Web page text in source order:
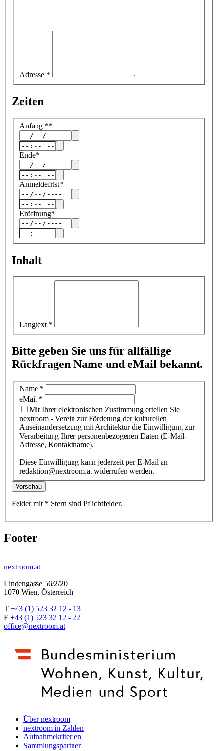
Adresse *
Zeiten
Anfang **
Ende*
Anmeldefrist*
Eröffnung*
Inhalt
Langtext *
Bitte geben Sie uns für allfällige
Rückfragen Name und eMail bekannt.
Name *
eMail *
Mit Ihrer elektronischen Zustimmung erteilen Sie
nextroom - Verein zur Förderung der kulturellen
Auseinandersetzung mit Architektur die Einwilligung zur
Verarbeitung Ihrer personenbezogenen Daten (E-Mail-
Adresse, Kontaktname).
Diese Einwilligung kann jederzeit per E-Mail an
redaktion@nextroom.at widerrufen werden.
Vorschau
Felder mit * Stern sind Pflichtfelder.
Footer
nextroom.at
Lindengasse 56/2/20
1070 Wien, Österreich
T +43 (1) 523 32 12 - 13
F +43 (1) 523 32 12 - 22
office@nextroom.at
Über nextroom
nextroom in Zahlen
Aufnahmekriterien
Sammlungspartner